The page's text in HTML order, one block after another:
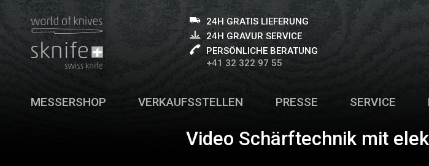
24H GRATIS LIEFERUNG
24H GRAVUR SERVICE
PERSÖNLICHE BERATUNG
+41 32 322 97 55
MESSERSHOP VERKAUFSSTELLEN PRESSE SERVICE
Video Schärftechnik mit